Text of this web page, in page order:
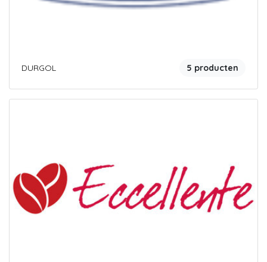
DURGOL 5 producten